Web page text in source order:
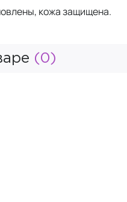
кожа защищена.
(0)